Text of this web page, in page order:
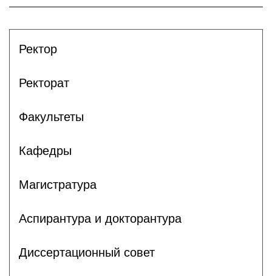
Ректор
Ректорат
Факультеты
Кафедры
Магистратура
Аспирантура и докторантура
Диссертационный совет